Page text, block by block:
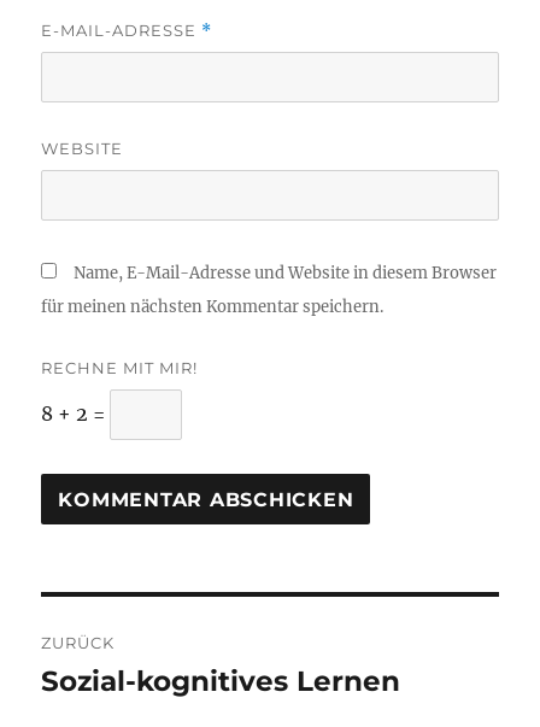
E-MAIL-ADRESSE *
WEBSITE
Name, E-Mail-Adresse und Website in diesem Browser
für meinen nächsten Kommentar speichern.
RECHNE MIT MIR!
8 + 2 =
ZURÜCK
Vorheriger
Sozial-kognitives Lernen